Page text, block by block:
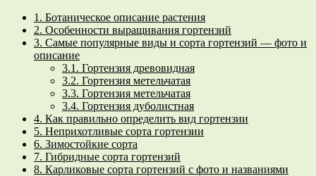
1. Ботаническое описание растения
2. Особенности выращивания гортензий
3. Самые популярные виды и сорта гортензий — фото и
описание
3.1. Гортензия древовидная
3.2. Гортензия метельчатая
3.3. Гортензия метельчатая
3.4. Гортензия дуболистная
4. Как правильно определить вид гортензии
5. Неприхотливые сорта гортензии
6. Зимостойкие сорта
7. Гибридные сорта гортензий
8. Карликовые сорта гортензий с фото и названиями